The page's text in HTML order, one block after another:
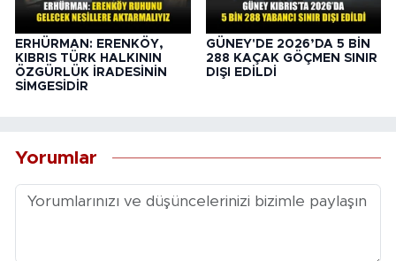
ERHÜRMAN: ERENKÖY,
KIBRIS TÜRK HALKININ
ÖZGÜRLÜK İRADESİNİN
SİMGESİDİR
GÜNEY'DE 2026’DA 5 BİN
288 KAÇAK GÖÇMEN SINIR
DIŞI EDİLDİ
Yorumlar